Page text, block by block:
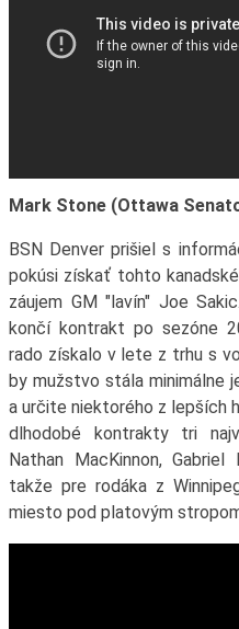
Mark Stone (Ottawa
BSN Denver prišiel s
pokúsi získať tohto
záujem GM "lavín" Joe
končí kontrakt po sezóne
rado získalo v lete z trhu s
by mužstvo stála minimálne
a určite niektorého z lepších
dlhodobé kontrakty tri
Nathan MacKinnon,
takže pre rodáka z
miesto pod platovým